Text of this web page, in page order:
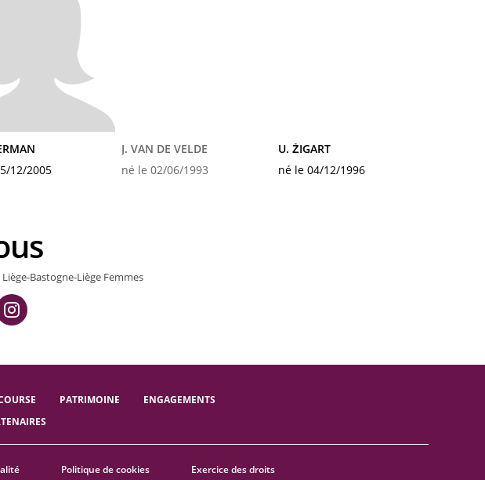
12/2005
J. VAN DE VELDE
né le 02/06/1993
U. ŽIGART
né le 04/12/1996
Bastogne-Liège Femmes
PATRIMOINE
ENGAGEMENTS
Politique de cookies Exercice des droits